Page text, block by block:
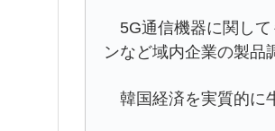
5G通信機器に関して
ンなど域内企業の製品
韓国経済を実質的に